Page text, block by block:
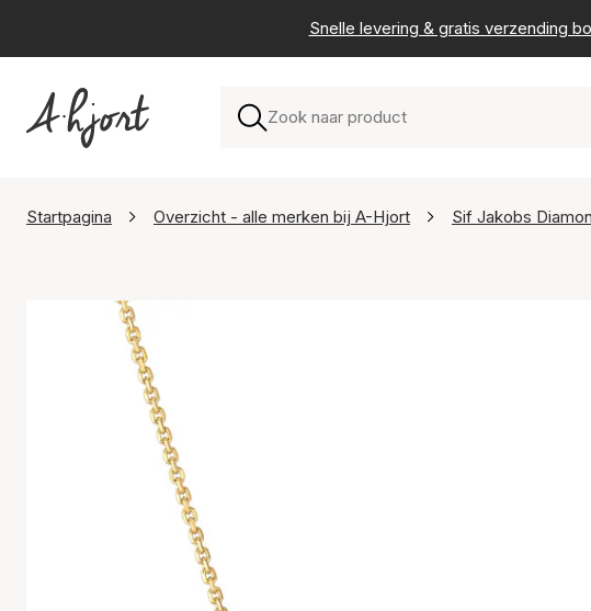
Snelle levering & gratis verzending
Startpagina Overzicht - alle merken bij A-Hjort Sif Jakobs